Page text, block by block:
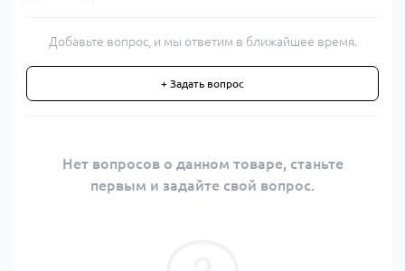
Добавьте вопрос, и мы ответим в ближайшее время.
+ Задать вопрос
Нет вопросов о данном товаре, станьте
первым и задайте свой вопрос.